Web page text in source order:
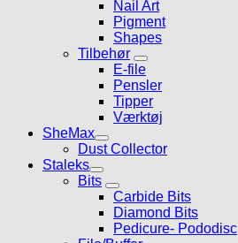
Nail Art
Pigment
Shapes
Tilbehør
E-file
Pensler
Tipper
Værktøj
SheMax
Dust Collector
Staleks
Bits
Carbide Bits
Diamond Bits
Pedicure- Pododisc